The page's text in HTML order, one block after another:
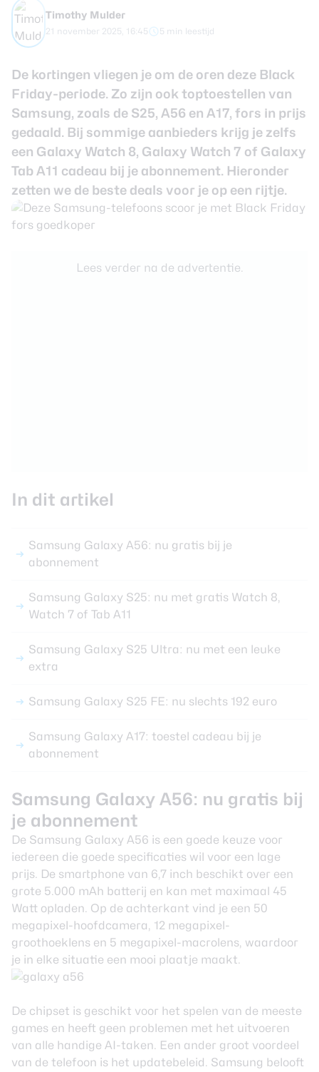
Timothy Mulder
21 november 2025, 16:45 5 min leestijd
De kortingen vliegen je om de oren deze Black
Friday-periode. Zo zijn ook toptoestellen van
Samsung, zoals de S25, A56 en A17, fors in prijs
gedaald. Bij sommige aanbieders krijg je zelfs
een Galaxy Watch 8, Galaxy Watch 7 of Galaxy
Tab A11 cadeau bij je abonnement. Hieronder
zetten we de beste deals voor je op een rijtje.
Lees verder na de advertentie.
In dit artikel
Samsung Galaxy A56: nu gratis bij je
abonnement
Samsung Galaxy S25: nu met gratis Watch 8,
Watch 7 of Tab A11
Samsung Galaxy S25 Ultra: nu met een leuke
extra
Samsung Galaxy S25 FE: nu slechts 192 euro
Samsung Galaxy A17: toestel cadeau bij je
abonnement
Samsung Galaxy A56: nu gratis bij
je abonnement
De Samsung Galaxy A56 is een goede keuze voor
iedereen die goede specificaties wil voor een lage
prijs. De smartphone van 6,7 inch beschikt over een
grote 5.000 mAh batterij en kan met maximaal 45
Watt opladen. Op de achterkant vind je een 50
megapixel-hoofdcamera, 12 megapixel-
groothoeklens en 5 megapixel-macrolens, waardoor
je in elke situatie een mooi plaatje maakt.
De chipset is geschikt voor het spelen van de meeste
games en heeft geen problemen met het uitvoeren
van alle handige AI-taken. Een ander groot voordeel
van de telefoon is het updatebeleid. Samsung belooft
Login
Nieuwsbrief